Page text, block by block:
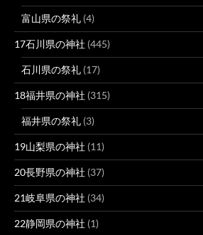
富山県の祭礼 (4)
17石川県の神社 (445)
石川県の祭礼 (17)
18福井県の神社 (315)
福井県の祭礼 (3)
19山梨県の神社 (11)
20長野県の神社 (37)
21岐阜県の神社 (34)
22静岡県の神社 (1)